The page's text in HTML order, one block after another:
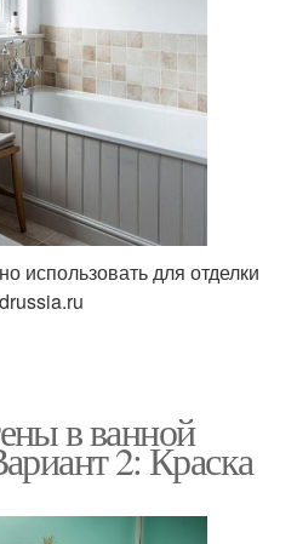
использовать для отделки
в ванной
2: Краска